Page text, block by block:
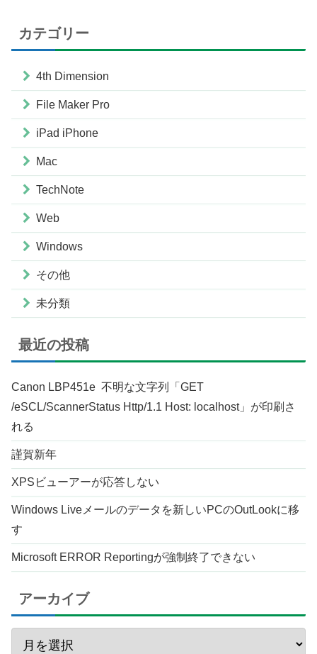
カテゴリー
4th Dimension
File Maker Pro
iPad iPhone
Mac
TechNote
Web
Windows
その他
未分類
最近の投稿
Canon LBP451e 不明な文字列「GET
/eSCL/ScannerStatus Http/1.1 Host: localhost」が印刷さ
れる
謹賀新年
XPSビューアーが応答しない
Windows Liveメールのデータを新しいPCのOutLookに移
す
Microsoft ERROR Reportingが強制終了できない
アーカイブ